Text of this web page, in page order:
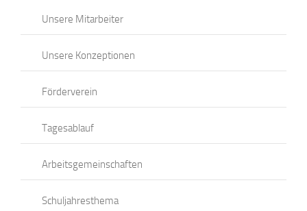
Unsere Mitarbeiter
Unsere Konzeptionen
Förderverein
Tagesablauf
Arbeitsgemeinschaften
Schuljahresthema